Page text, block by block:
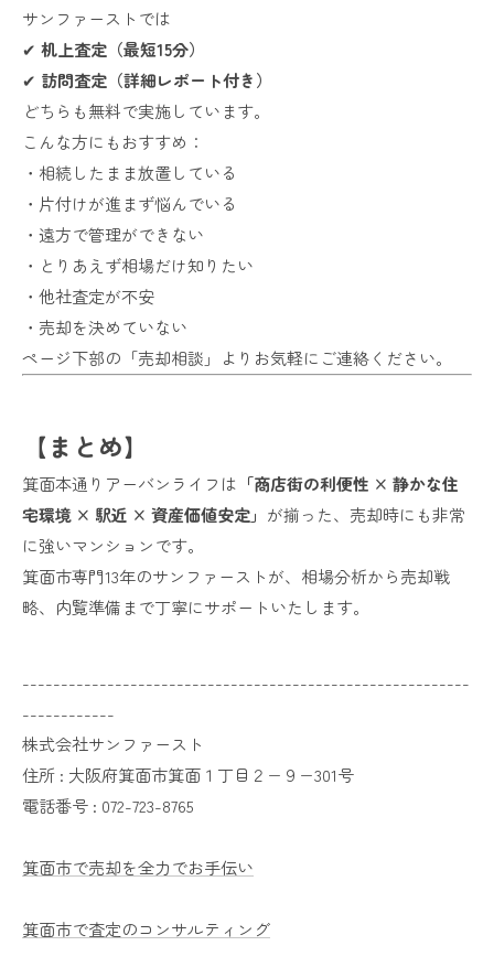
サンファーストでは
✔ 机上査定（最短15分）
✔ 訪問査定（詳細レポート付き）
どちらも無料で実施しています。
こんな方にもおすすめ：
・相続したまま放置している
・片付けが進まず悩んでいる
・遠方で管理ができない
・とりあえず相場だけ知りたい
・他社査定が不安
・売却を決めていない
ページ下部の「売却相談」よりお気軽にご連絡ください。
【まとめ】
箕面本通りアーバンライフは 「商店街の利便性 × 静かな住
宅環境 × 駅近 × 資産価値安定」 が揃った、売却時にも非常
に強いマンションです。
箕面市専門13年のサンファーストが、相場分析から売却戦
略、内覧準備まで丁寧にサポートいたします。
----------------------------------------------------------
------------
株式会社サンファースト
住所 : 大阪府箕面市箕面１丁目２−９−301号
電話番号 : 072-723-8765
箕面市で売却を全力でお手伝い
箕面市で査定のコンサルティング